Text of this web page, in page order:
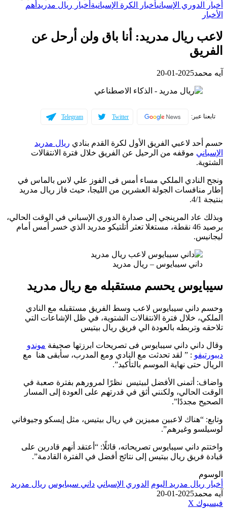
الإسباني أخبار الكرة الإسبانية أخبار ريال مدريدأهم
ريال مدريد: أنا باق ولن أرحل عن
2025-01-20
Twitter
Telegram
لاعبي الفريق الأول لكرة القدم بناديريال مدريد
موقفه من الرحيل عن الفريق خلال فترة الانتقالات
الملكي مساء أمس فى الفوز علي لاس بالماس في
الجولة العشرين من الليجا، حيث فاز ريال مدريد
المرينجي إلى صدارة الدوري الإسباني في الوقت الحالي،
برصيد 46 نقطة، مستغلا تعثر أتلتيكو مدريد الذي خسر أمس أمام
سيبايوس – ريال مدريد
يحسم مستقبله مع ريال مدريد
سيبايوس لاعب وسط الفريق مستقبله مع النادي
خلال فترة الانتقالات الشتوية، في ظل الإشاعات التي
وتربطه بالعودة الي فريق ريال بيتيس
داني سيبايوس فى تصريحات ابرزتها صحيفة موندو
: ” لقد تحدثت مع النادي ومع المدرب، سأبقى هنا مع
نهاية الموسم بالتأكيد”.
أتمنى الأفضل لبيتيس نظرًا لمرورهم بفترة صعبة في
ولكنني أثق في قدرتهم على العودة إلى المسار
مجددًا”.
لاعبين مميزين في ريال بيتيس، مثل إيسكو وجيوفاني
وغيرهم”.
داني سيبايوس تصريحاته، قائلًا: “أعتقد أنهم قادرين على
ريال بيتيس إلى نتائج أفضل في الفترة القادمة”.
مدريد اليوم الدوري الإسباني داني سيبايوس ريال مدريد
2025-01-20
‫Xلينكدإن
بينتيريست
مشاركة
طباعة